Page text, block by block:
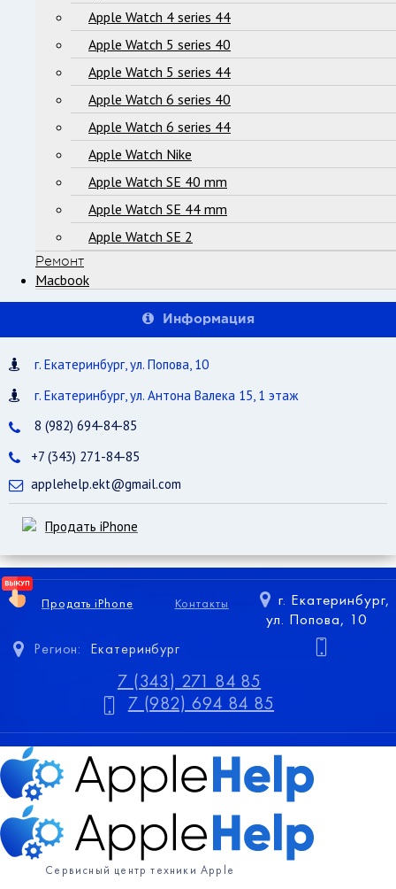
Apple Watch 4 series 44
Apple Watch 5 series 40
Apple Watch 5 series 44
Apple Watch 6 series 40
Apple Watch 6 series 44
Apple Watch Nike
Apple Watch SE 40 mm
Apple Watch SE 44 mm
Apple Watch SE 2
Ремонт
Macbook
Информация
г. Екатеринбург, ул. Попова, 10
г. Екатеринбург, ул. Антона Валека 15, 1 этаж
8 (982) 694-84-85
+7 (343) 271-84-85
applehelp.ekt@gmail.com
Продать iPhone
Продать iPhone Контакты
Регион: Екатеринбург
г. Екатеринбург,
ул. Попова, 10
7 (343) 271 84 85
7 (982) 694 84 85
Сервисный центр техники Apple